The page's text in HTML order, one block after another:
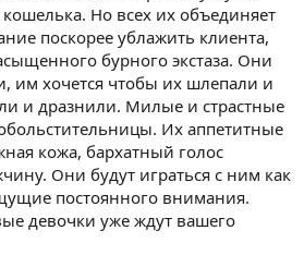
Но всех их объединяет
поскорее ублажить клиента,
бурного экстаза. Они
им хочется чтобы их шлепали и
и дразнили. Милые и страстные
Их аппетитные
кожа, бархатный голос
Они будут играться с ним как
постоянного внимания.
девочки уже ждут вашего